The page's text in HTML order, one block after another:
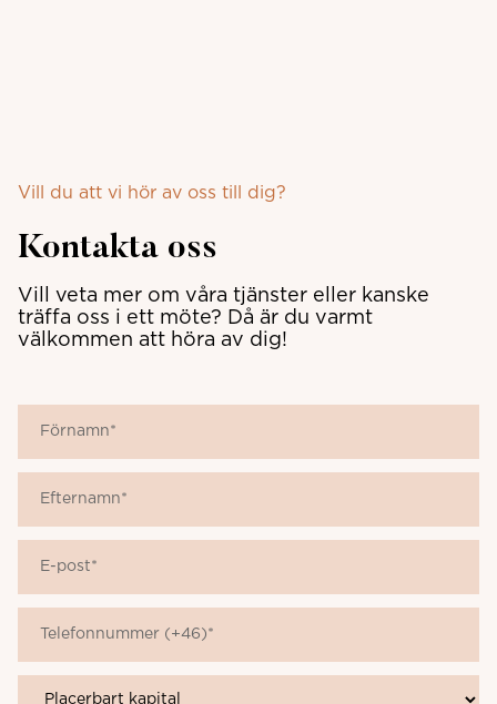
Vill du att vi hör av oss till dig?
Kontakta oss
Vill veta mer om våra tjänster eller kanske
träffa oss i ett möte? Då är du varmt
välkommen att höra av dig!